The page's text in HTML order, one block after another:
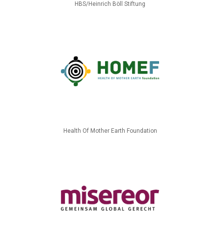
HBS/Heinrich Böll Stiftung
Health Of Mother Earth Foundation